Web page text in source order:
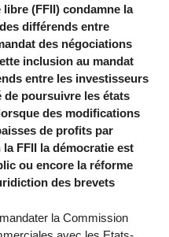
(FFII) condamne la
différends entre
des négociations
inclusion au mandat
entre les investisseurs
poursuivre les états
des modifications
de profits par
FFII la démocratie est
ou encore la réforme
des brevets
la Commission